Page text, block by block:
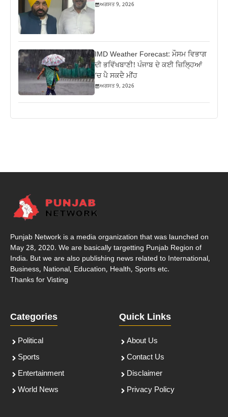
ਅਗਸਤ 9, 2026
IMD Weather Forecast: ਮੌਸਮ ਵਿਭਾਗ
ਦੀ ਭਵਿੱਖਬਾਣੀ! ਪੰਜਾਬ ਦੇ ਕਈ ਜ਼ਿਲ੍ਹਿਆਂ
‘ਚ ਪੈ ਸਕਦੈ ਮੀਂਹ
ਅਗਸਤ 9, 2026
Punjab Network is a media organization that was launched on
May 28, 2020. We are basically targetting Punjab Region of
India. But we are also publishing news related to International,
Business, National, Education, Health, Sports etc.
Thanks for Visting
Categories
Political
Sports
Entertainment
World News
Quick Links
About Us
Contact Us
Disclaimer
Privacy Policy